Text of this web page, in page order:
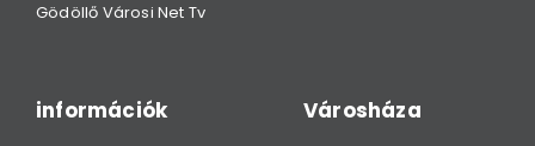
Gödöllő Városi Net Tv
információk Városháza